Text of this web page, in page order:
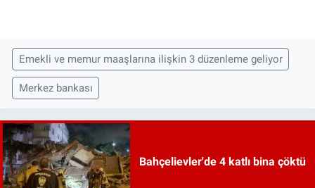
Emekli ve memur maaşlarına ilişkin 3 düzenleme geliyor
Merkez bankası
Bahçelievler'de 4 katlı bina çöktü